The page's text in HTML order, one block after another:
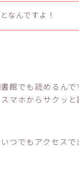
なんですよ！
館でも読めるん
マホからサクッ
つでもアクセスで